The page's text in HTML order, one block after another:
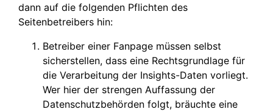
dann auf die folgenden Pflichten des
Seitenbetreibers hin:
Betreiber einer Fanpage müssen selbst
sicherstellen, dass eine Rechtsgrundlage für
die Verarbeitung der Insights-Daten vorliegt.
Wer hier der strengen Auffassung der
Datenschutzbehörden folgt, bräuchte eine